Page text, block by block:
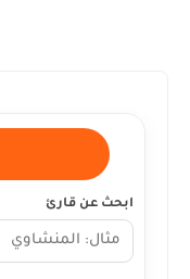
ابحث عن قارئ